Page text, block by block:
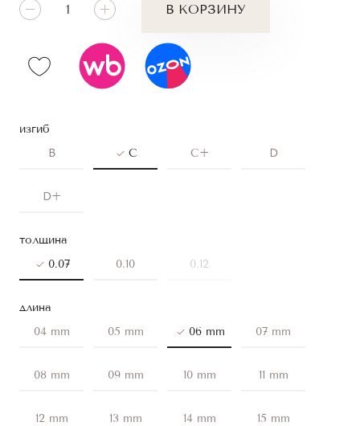
изгиб
B
C C+ D
D+
толщина
0.07
0.10 0.12
длина
04 mm
05 mm 06 mm 07 mm
08 mm 09 mm 10 mm 11 mm
12 mm 13 mm 14 mm 15 mm
В КОРЗИНУ